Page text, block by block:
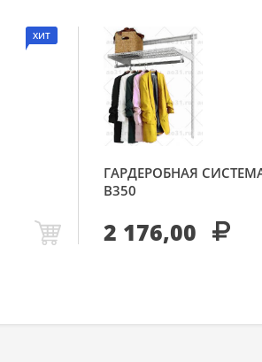
ХИТ
ГАРДЕРОБНАЯ
В350
2 176,00